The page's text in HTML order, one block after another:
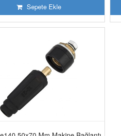
Sepete Ekle